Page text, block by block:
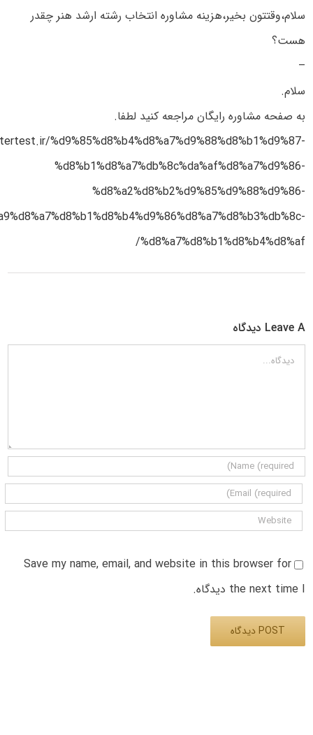
سلام،وقتتون بخیر،هزینه مشاوره انتخاب رشته ارشد هنر چقدر
هست؟
–
سلام.
به صفحه مشاوره رایگان مراجعه کنید لطفا.
%d9%85%d8%b4%d8%a7%d9%88%d8%b1%d9%87-
%d8%b1%d8%a7%db%8c%da%af%d8%a7%d9%86-
%d8%a2%d8%b2%d9%85%d9%88%d9%86-
%d8%a7%d8%b1%d8%b4%d8%af/
Leave A دیدگاه
دیدگاه
Save my name, email, and website in this browser for
the next time I دیدگاه.